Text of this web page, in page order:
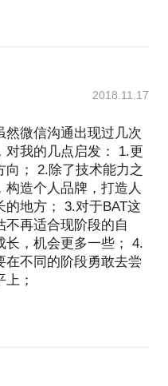
2018.11.17
然微信沟通出现过几次
我的几点启发： 1.更
向； 2.除了技术能力之
造个人品牌，打造人
的地方； 3.对于BAT这
不再适合现阶段的自
长，机会更多一些； 4.
在不同的阶段勇敢去尝
；